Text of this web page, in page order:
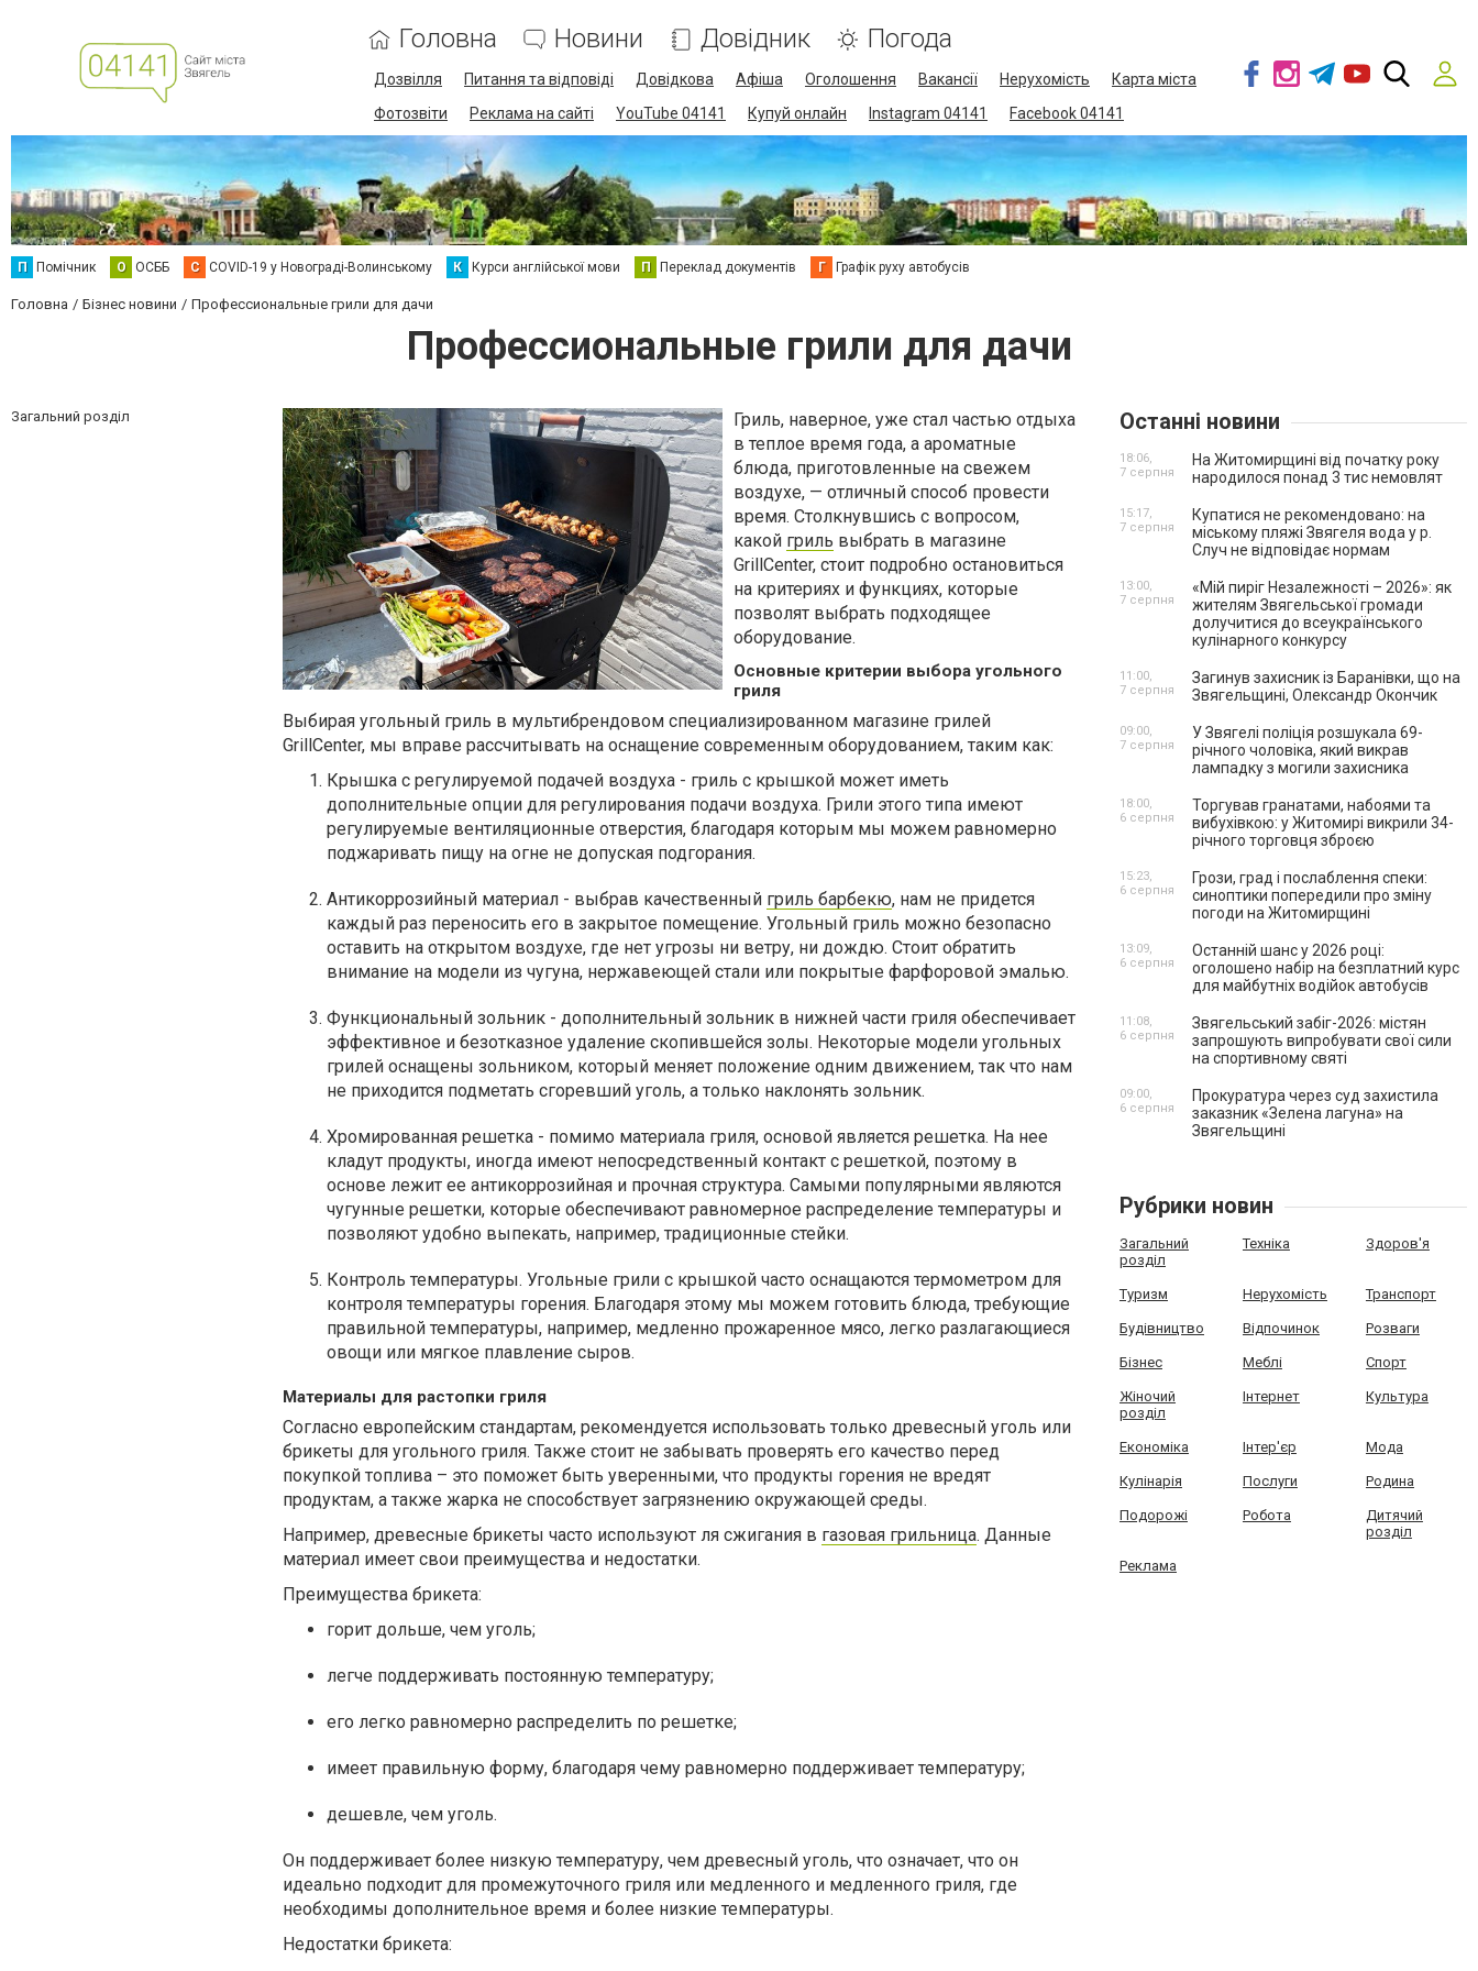
Головна Новини Довідник Погода
Дозвілля Питання та відповіді Довідкова Афіша Оголошення Вакансії Нерухомість
Карта міста
Фотозвіти
Реклама на сайті YouTube 04141 Купуй онлайн Instagram 04141 Facebook 04141
П Помічник О ОСББ C COVID-19 у Новограді-Волинському К Курси англійської мови П Переклад документів Г Графік руху автобусів
Головна Бізнес новини Профессиональные грили для дачи
Профессиональные грили для дачи
Загальний розділ
Гриль, наверное, уже стал частью отдыха
в теплое время года, а ароматные
блюда, приготовленные на свежем
воздухе, — отличный способ провести
время. Столкнувшись с вопросом,
какой гриль выбрать в магазине
GrillCenter, стоит подробно остановиться
на критериях и функциях, которые
позволят выбрать подходящее
оборудование.
Основные критерии выбора угольного
гриля
Выбирая угольный гриль в мультибрендовом специализированном магазине грилей
GrillCenter, мы вправе рассчитывать на оснащение современным оборудованием, таким как:
Крышка с регулируемой подачей воздуха - гриль с крышкой может иметь
дополнительные опции для регулирования подачи воздуха. Грили этого типа имеют
регулируемые вентиляционные отверстия, благодаря которым мы можем равномерно
поджаривать пищу на огне не допуская подгорания.
Антикоррозийный материал - выбрав качественный гриль барбекю, нам не придется
каждый раз переносить его в закрытое помещение. Угольный гриль можно безопасно
оставить на открытом воздухе, где нет угрозы ни ветру, ни дождю. Стоит обратить
внимание на модели из чугуна, нержавеющей стали или покрытые фарфоровой эмалью.
Функциональный зольник - дополнительный зольник в нижней части гриля обеспечивает
эффективное и безотказное удаление скопившейся золы. Некоторые модели угольных
грилей оснащены зольником, который меняет положение одним движением, так что нам
не приходится подметать сгоревший уголь, а только наклонять зольник.
Хромированная решетка - помимо материала гриля, основой является решетка. На нее
кладут продукты, иногда имеют непосредственный контакт с решеткой, поэтому в
основе лежит ее антикоррозийная и прочная структура. Самыми популярными являются
чугунные решетки, которые обеспечивают равномерное распределение температуры и
позволяют удобно выпекать, например, традиционные стейки.
Контроль температуры. Угольные грили с крышкой часто оснащаются термометром для
контроля температуры горения. Благодаря этому мы можем готовить блюда, требующие
правильной температуры, например, медленно прожаренное мясо, легко разлагающиеся
овощи или мягкое плавление сыров.
Материалы для растопки гриля
Согласно европейским стандартам, рекомендуется использовать только древесный уголь или
брикеты для угольного гриля. Также стоит не забывать проверять его качество перед
покупкой топлива – это поможет быть уверенными, что продукты горения не вредят
продуктам, а также жарка не способствует загрязнению окружающей среды.
Например, древесные брикеты часто используют ля сжигания в газовая грильница. Данные
материал имеет свои преимущества и недостатки.
Преимущества брикета:
горит дольше, чем уголь;
легче поддерживать постоянную температуру;
его легко равномерно распределить по решетке;
имеет правильную форму, благодаря чему равномерно поддерживает температуру;
дешевле, чем уголь.
Он поддерживает более низкую температуру, чем древесный уголь, что означает, что он
идеально подходит для промежуточного гриля или медленного и медленного гриля, где
необходимы дополнительное время и более низкие температуры.
Недостатки брикета:
Останні новини
На Житомирщині від початку року
народилося понад 3 тис немовлят
18:06,
7 серпня
Купатися не рекомендовано: на
міському пляжі Звягеля вода у р.
Случ не відповідає нормам
15:17,
7 серпня
«Мій пиріг Незалежності – 2026»: як
жителям Звягельської громади
долучитися до всеукраїнського
кулінарного конкурсу
13:00,
7 серпня
Загинув захисник із Баранівки, що на
Звягельщині, Олександр Окончик
11:00,
7 серпня
У Звягелі поліція розшукала 69-
річного чоловіка, який викрав
лампадку з могили захисника
09:00,
7 серпня
Торгував гранатами, набоями та
вибухівкою: у Житомирі викрили 34-
річного торговця зброєю
18:00,
6 серпня
Грози, град і послаблення спеки:
синоптики попередили про зміну
погоди на Житомирщині
15:23,
6 серпня
Останній шанс у 2026 році:
оголошено набір на безплатний курс
для майбутніх водійок автобусів
13:09,
6 серпня
Звягельський забіг-2026: містян
запрошують випробувати свої сили
на спортивному святі
11:08,
6 серпня
Прокуратура через суд захистила
заказник «Зелена лагуна» на
Звягельщині
09:00,
6 серпня
Рубрики новин
Загальний
розділ
Техніка Здоров'я
Туризм Нерухомість Транспорт
Будівництво Відпочинок Розваги
Бізнес Меблі Спорт
Жіночий
розділ
Інтернет Культура
Економіка Інтер'єр Мода
Кулінарія Послуги Родина
Подорожі Робота
Дитячий
розділ
Реклама